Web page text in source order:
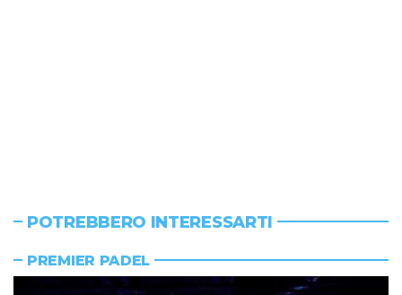
POTREBBERO INTERESSARTI
PREMIER PADEL